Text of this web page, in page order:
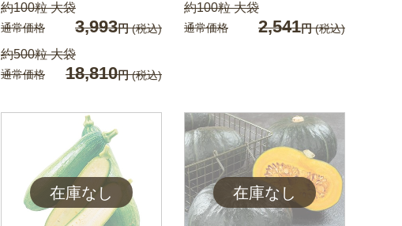
約100粒 大袋
通常価格 3,993円(税込)
約500粒 大袋
通常価格 18,810円(税込)
約100粒 大袋
通常価格 2,541円(税込)